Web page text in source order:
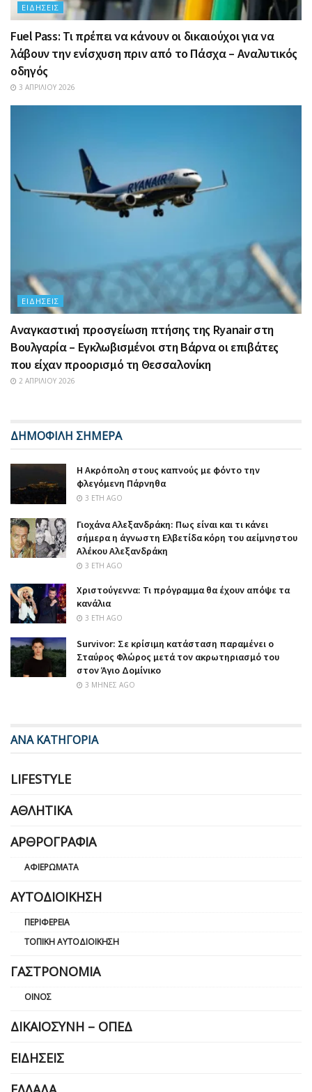
ΕΙΔΉΣΕΙΣ
Fuel Pass: Τι πρέπει να κάνουν οι δικαιούχοι για να
λάβουν την ενίσχυση πριν από το Πάσχα – Αναλυτικός
οδηγός
3 ΑΠΡΙΛΊΟΥ 2026
ΕΙΔΉΣΕΙΣ
Αναγκαστική προσγείωση πτήσης της Ryanair στη
Βουλγαρία – Εγκλωβισμένοι στη Βάρνα οι επιβάτες
που είχαν προορισμό τη Θεσσαλονίκη
2 ΑΠΡΙΛΊΟΥ 2026
ΔΗΜΟΦΙΛΗ ΣΗΜΕΡΑ
Η Ακρόπολη στους καπνούς με φόντο την
φλεγόμενη Πάρνηθα
3 ΈΤΗ AGO
Γιοχάνα Αλεξανδράκη: Πως είναι και τι κάνει
σήμερα η άγνωστη Ελβετίδα κόρη του αείμνηστου
Αλέκου Αλεξανδράκη
3 ΈΤΗ AGO
Χριστούγεννα: Τι πρόγραμμα θα έχουν απόψε τα
κανάλια
3 ΈΤΗ AGO
Survivor: Σε κρίσιμη κατάσταση παραμένει ο
Σταύρος Φλώρος μετά τον ακρωτηριασμό του
στον Άγιο Δομίνικο
3 ΜΉΝΕΣ AGO
ΑΝΑ ΚΑΤΗΓΟΡΙΑ
LIFESTYLE
ΑΘΛΗΤΙΚΆ
ΑΡΘΡΟΓΡΑΦΊΑ
ΑΦΙΕΡΏΜΑΤΑ
ΑΥΤΟΔΙΟΊΚΗΣΗ
ΠΕΡΙΦΈΡΕΙΑ
ΤΟΠΙΚΉ ΑΥΤΟΔΙΟΊΚΗΣΗ
ΓΑΣΤΡΟΝΟΜΊΑ
ΟΊΝΟΣ
ΔΙΚΑΙΟΣΎΝΗ – ΟΠΕΔ
ΕΙΔΉΣΕΙΣ